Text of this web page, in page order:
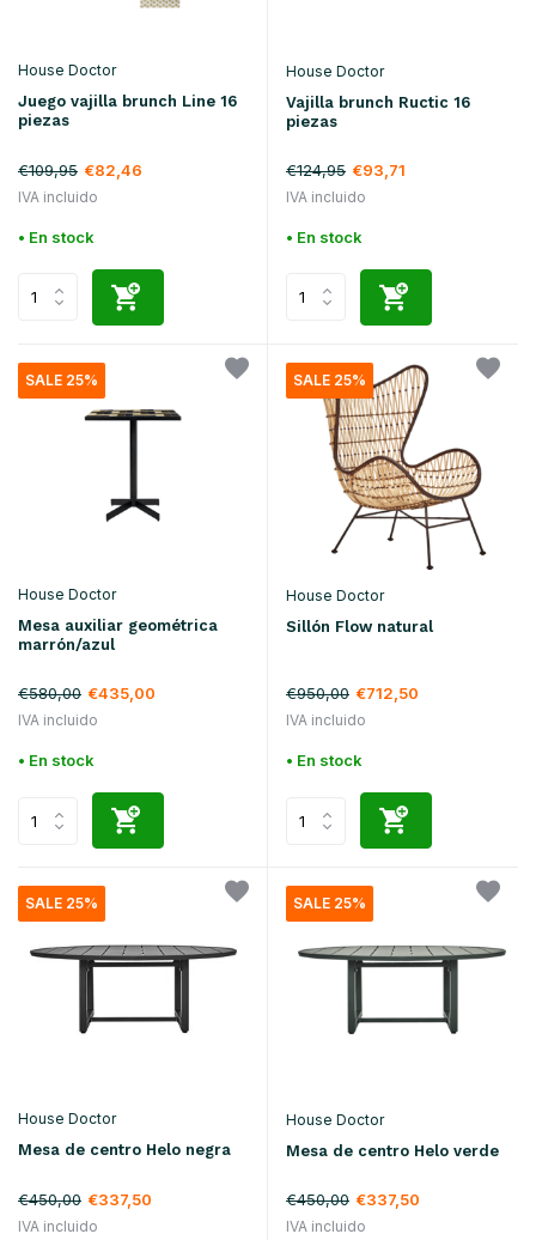
House Doctor
Juego vajilla brunch Line 16
piezas
€109,95 €82,46
IVA incluido
• En stock
House Doctor
Vajilla brunch Ructic 16
piezas
€124,95 €93,71
IVA incluido
• En stock
SALE 25%
House Doctor
Mesa auxiliar geométrica
marrón/azul
€580,00 €435,00
IVA incluido
• En stock
SALE 25%
House Doctor
Sillón Flow natural
€950,00 €712,50
IVA incluido
• En stock
SALE 25%
House Doctor
Mesa de centro Helo negra
€450,00 €337,50
IVA incluido
SALE 25%
House Doctor
Mesa de centro Helo verde
€450,00 €337,50
IVA incluido